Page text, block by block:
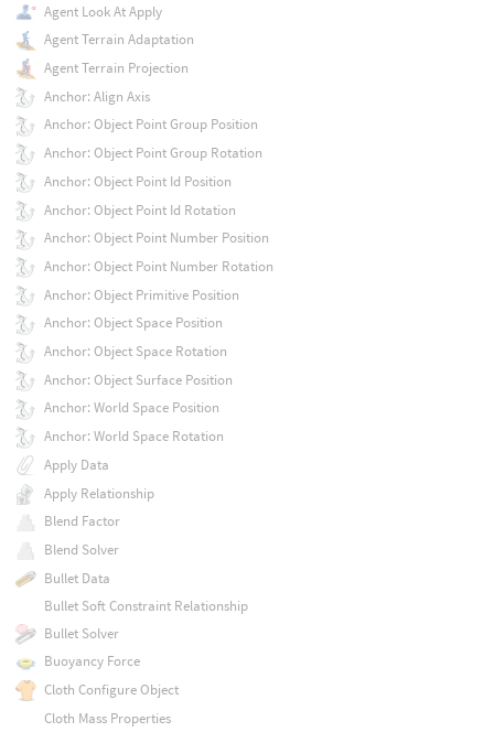
Agent Look At Apply
Agent Terrain Adaptation
Agent Terrain Projection
Anchor: Align Axis
Anchor: Object Point Group Position
Anchor: Object Point Group Rotation
Anchor: Object Point Id Position
Anchor: Object Point Id Rotation
Anchor: Object Point Number Position
Anchor: Object Point Number Rotation
Anchor: Object Primitive Position
Anchor: Object Space Position
Anchor: Object Space Rotation
Anchor: Object Surface Position
Anchor: World Space Position
Anchor: World Space Rotation
Apply Data
Apply Relationship
Blend Factor
Blend Solver
Bullet Data
Bullet Soft Constraint Relationship
Bullet Solver
Buoyancy Force
Cloth Configure Object
Cloth Mass Properties